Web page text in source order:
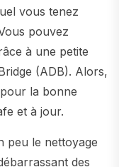
vous tenez
pouvez
à une petite
(ADB). Alors,
la bonne
et à jour.
peu le nettoyage
des